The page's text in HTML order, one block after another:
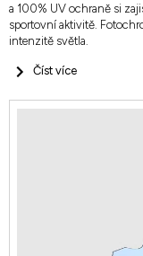
a 100% UV ochraně si
sportovní aktivitě.
intenzitě světla.
Číst více